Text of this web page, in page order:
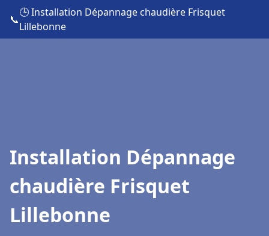
📞
🕒 Installation Dépannage chaudière Frisquet
Lillebonne
Installation Dépannage
chaudière Frisquet
Lillebonne